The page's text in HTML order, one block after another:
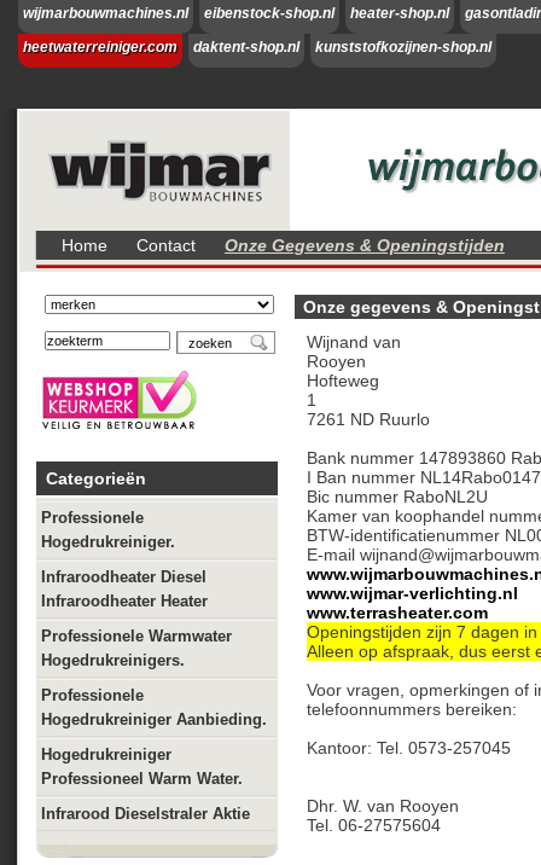
wijmarbouwmachines.nl eibenstock-shop.nl heater-shop.nl
heetwaterreiniger.com
daktent-shop.nl kunststofkozijnen-shop.nl
Home Contact Onze Gegevens & Openingstijden
Categorieën
Professionele
Hogedrukreiniger.
Infraroodheater Diesel
Infraroodheater Heater
Professionele Warmwater
Hogedrukreinigers.
Professionele
Hogedrukreiniger Aanbieding.
Hogedrukreiniger
Professioneel Warm Water.
Infrarood Dieselstraler Aktie
Onze gegevens &
Wijnand van
Hofteweg
7261
Bank nummer 147893860
I Ban nummer
Bic nummer RaboNL2U
Kamer van koophandel
BTW-identificatienummer
E-mail
www.wijmar-verlichting.nl
www.terrasheater.com
Openingstijden zijn 7 dagen
Alleen op afspraak, dus eerst
Voor vragen, opmerkingen of
telefoonnummers bereiken:
Kantoor: Tel. 0573-257045
Dhr. W. van Rooyen
Tel. 06-27575604